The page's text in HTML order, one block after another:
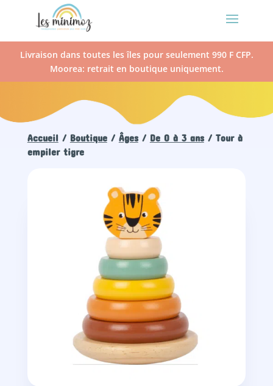
Livraison dans toutes les îles pour seulement 990 F CFP.
Moorea: retrait en boutique uniquement.
Accueil / Boutique/ Âges/ De 0 à 3 ans/ Tour à
empiler tigre